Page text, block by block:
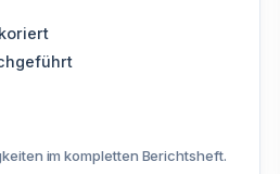
im kompletten Berichtsheft.